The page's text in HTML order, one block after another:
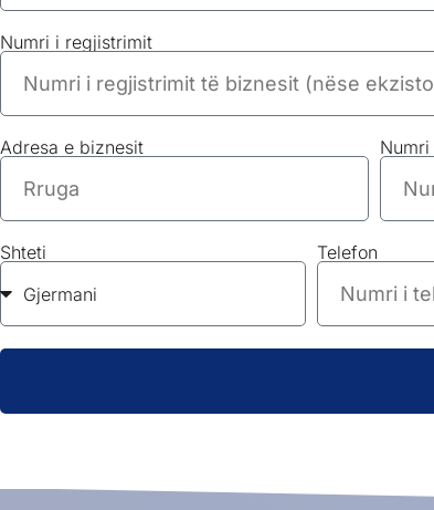
Numri i regjistrimit
Adresa e biznesit Numri
Shteti Telefon